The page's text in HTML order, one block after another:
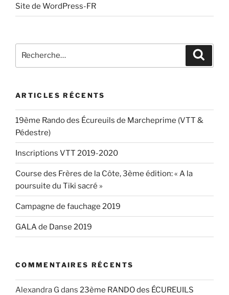
Site de WordPress-FR
pour
ARTICLES RÉCENTS
19ème Rando des Écureuils de Marcheprime (VTT &
Pédestre)
Inscriptions VTT 2019-2020
Course des Frères de la Côte, 3ème édition: « A la
poursuite du Tiki sacré »
Campagne de fauchage 2019
GALA de Danse 2019
COMMENTAIRES RÉCENTS
Alexandra G dans 23ème RANDO des ÉCUREUILS